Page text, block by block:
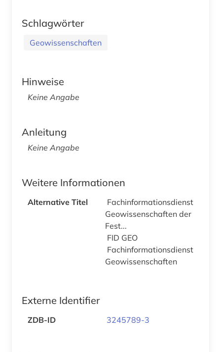
Schlagwörter
Geowissenschaften
Hinweise
Keine Angabe
Anleitung
Keine Angabe
Weitere Informationen
Alternative Titel
Fachinformations­dienst
Geowissenschaften der
Fest...
FID GEO
Fachinformationsdienst
Geowissenschaften
Externe Identifier
ZDB-ID 3245789-3